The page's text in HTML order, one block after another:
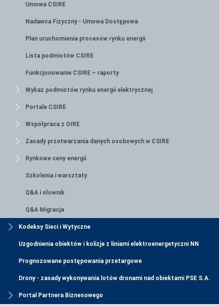
Umowa CSIRE
Nadawca Fizyczny - Umowa Dostępowa
Plan uruchomienia procesów rynku energii
Lista podmiotów CSIRE
Funkcjonowanie CSIRE – raporty
Wykaz podmiotów rynku energii elektrycznej
Portale CSIRE
Współpraca z OIRE
Zasady przetwarzania danych osobowych w CSIRE
Rynkowe ceny energii
Szkolenia i warsztaty
Q&A i słownik
Q&A Migracja
Kodeksy Sieci i Wytyczne
Uzgodnienia obiektów i kolizje z liniami elektroenergetyczni NN
Prognozowane postępowania przetargowe
Drony - zasady wykonywania lotów dronami nad obiektami PSE S.A.
Portal Partnera Biznesowego